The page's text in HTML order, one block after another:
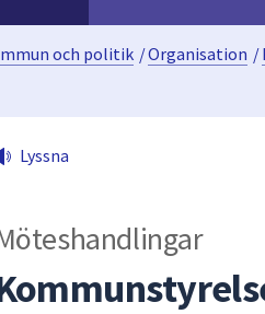
När
sökförslag
presenteras
och politik /Organisation /
Lyssna